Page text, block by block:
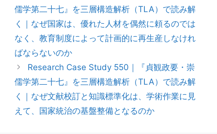
儒学第二十七』を三層構造解析（TLA）で読み解
く｜なぜ国家は、優れた人材を偶然に頼るのでは
なく、教育制度によって計画的に再生産しなけれ
ばならないのか
Research Case Study 550｜『貞観政要・崇
儒学第二十七』を三層構造解析（TLA）で読み解
く｜なぜ文献校訂と知識標準化は、学術作業に見
えて、国家統治の基盤整備となるのか